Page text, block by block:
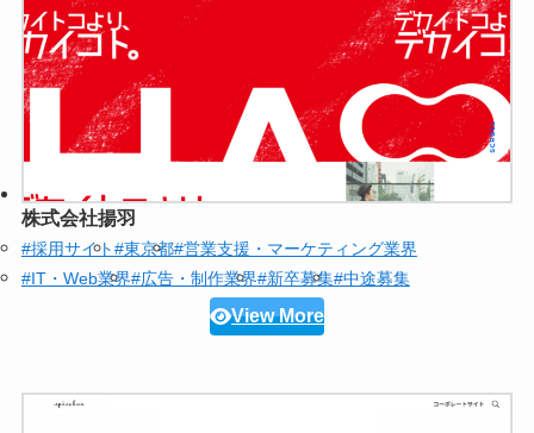
株式会社揚羽
#採用サイト#東京都#営業支援・マーケティング業界
#IT・Web業界#広告・制作業界#新卒募集#中途募集
View More